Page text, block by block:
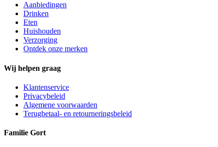
Aanbiedingen
Drinken
Eten
Huishouden
Verzorging
Ontdek onze merken
Wij helpen graag
Klantenservice
Privacybeleid
Algemene voorwaarden
Terugbetaal- en retourneringsbeleid
Familie Gort